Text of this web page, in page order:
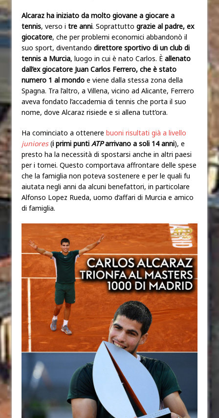
Alcaraz ha iniziato da molto giovane a giocare a
tennis, verso i tre anni. Soprattutto grazie al padre, ex
giocatore, che per problemi economici abbandonò il
suo sport, diventando direttore sportivo di un club di
tennis a Murcia, luogo in cui è nato Carlos. È allenato
dall’ex giocatore Juan Carlos Ferrero, che è stato
numero 1 al mondo e viene dalla stessa zona della
Spagna. Tra l’altro, a Villena, vicino ad Alicante, Ferrero
aveva fondato l’accademia di tennis che porta il suo
nome, dove Alcaraz risiede e si allena tutt’ora.
Ha cominciato a ottenere buoni risultati già a livello
juniores(i primi punti ATParrivano a soli 14 anni), e
presto ha la necessità di spostarsi anche in altri paesi
per i tornei. Questo comportava affrontare delle spese
che la famiglia non poteva sostenere e per le quali fu
aiutata negli anni da alcuni benefattori, in particolare
Alfonso Lopez Rueda, uomo d’affari di Murcia e amico
di famiglia.